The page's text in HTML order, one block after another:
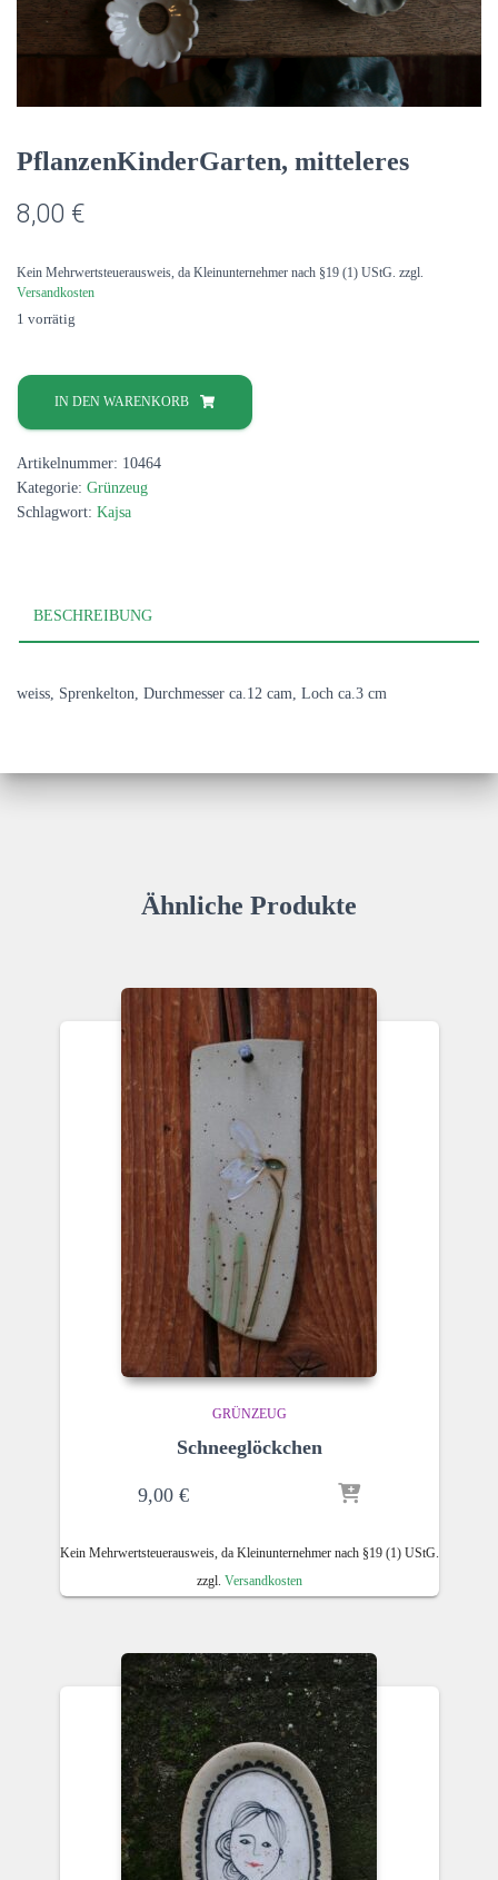
PflanzenKinderGarten, mitteleres
8,00 €
Kein Mehrwertsteuerausweis, da Kleinunternehmer nach §19 (1) UStG. zzgl.
Versandkosten
1 vorrätig
PflanzenKinderGarten,
mitteleres
Menge
IN DEN WARENKORB
Artikelnummer: 10464
Kategorie: Grünzeug
Schlagwort: Kajsa
BESCHREIBUNG
weiss, Sprenkelton, Durchmesser ca.12 cam, Loch ca.3 cm
Ähnliche Produkte
GRÜNZEUG
Schneeglöckchen
9,00 €
Kein Mehrwertsteuerausweis, da Kleinunternehmer nach §19 (1) UStG.
zzgl. Versandkosten